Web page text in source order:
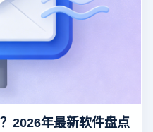
2026年最新软件盘点